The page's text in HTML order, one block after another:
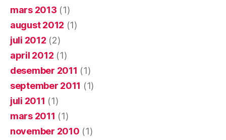
mars 2013 (1)
august 2012 (1)
juli 2012 (2)
april 2012 (1)
desember 2011 (1)
september 2011 (1)
juli 2011 (1)
mars 2011 (1)
november 2010 (1)